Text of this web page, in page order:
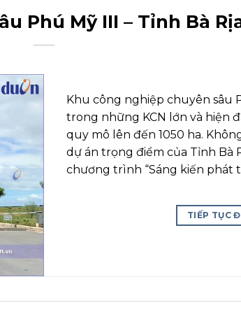
Phú Mỹ III – Tỉnh Bà
Khu công nghiệp chuyên sâu
trong những KCN lớn và hiện
quy mô lên đến 1050 ha.
dự án trọng điểm của Tỉnh Bà
chương trình “Sáng kiến phát
TIẾP TỤC